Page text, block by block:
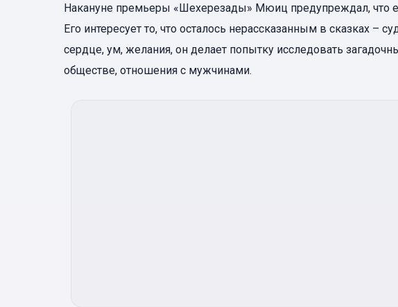
Накануне премьеры «Шехерезады» Мюиц предупреждал, что
Его интересует то, что осталось нерассказанным в сказках –
сердце, ум, желания, он делает попытку исследовать
обществе, отношения с мужчинами.